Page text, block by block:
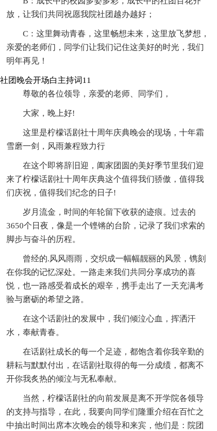
放，让我们共同祝愿我院社团越办越好；
C：这里舞动青春，这里畅想未来，这里放飞梦想，
亲爱的老师们，同学们让我们记住这美好的时光，我们
明年再见！
社团晚会开场白主持词11
尊敬的各位领导，亲爱的老师、同学们，
大家，晚上好!
这里是柠檬话剧社十周年庆典晚会的现场，十年霜
雪磨一剑，风雨兼程致力行
在这个即将辞旧迎，阖家团圆的美好季节里我们迎
来了柠檬话剧社十周年庆典这个值得我们骄傲，值得我
们庆祝，值得我们纪念的日子!
岁月流金，时间的年轮留下收获的迹痕。过去的
3650个日夜，像是一个铿锵的台阶，记录了我们求索的
脚步与奋斗的历程。
曾经的.风风雨雨，交织成一幅幅靓丽的风景，镌刻
在你我的记忆深处。一路走来我们共同分享成功的喜
悦，也一路感受着成长的艰辛，携手走出了一天充满考
验与磨砺的希望之路。
在这个话剧社的发展中，我们倾泣心血，挥洒汗
水，奉献青春。
在话剧社成长的每一个足迹，都饱含着你我辛勤的
耕耘与默默付出，在话剧社取得的每一分成绩，都离不
开你我炙热的倾泣与无私奉献。
当然，柠檬话剧社的向前发展是离不开学院各领导
的支持与指导，在此，我要向同学们隆重介绍在百忙之
中抽出时间出席本次晚会的领导和来宾，他们是：院团